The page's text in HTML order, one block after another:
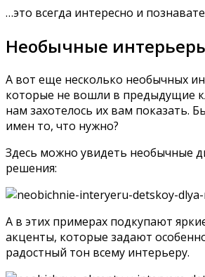
…это всегда интересно и
Необычные
А вот еще несколько необычных
которые не вошли в предыдущие
нам захотелось их вам показать.
имен то, что нужно?
Здесь можно увидеть необычные
решения:
А в этих примерах подкупают
акценты, которые задают
радостный тон всему интерьеру.